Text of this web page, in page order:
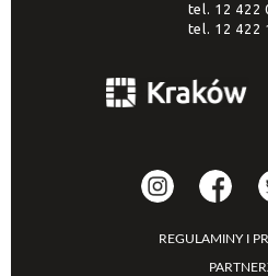
tel. 12 422
tel. 12 422
REGULAMINY I